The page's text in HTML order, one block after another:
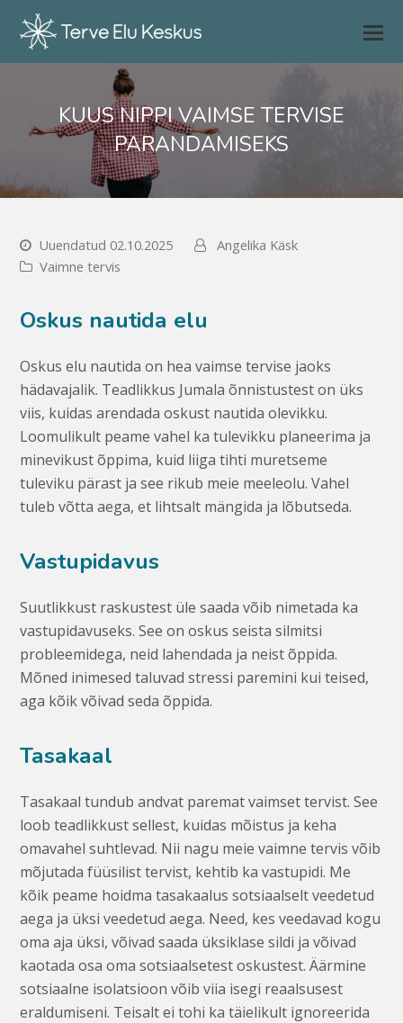
KUUS NIPPI VAIMSE TERVISE
PARANDAMISEKS
Uuendatud 02.10.2025
Angelika Käsk
Vaimne tervis
Oskus nautida elu
Oskus elu nautida on hea vaimse tervise jaoks
hädavajalik. Teadlikkus Jumala õnnistustest on üks
viis, kuidas arendada oskust nautida olevikku.
Loomulikult peame vahel ka tulevikku planeerima ja
minevikust õppima, kuid liiga tihti muretseme
tuleviku pärast ja see rikub meie meeleolu. Vahel
tuleb võtta aega, et lihtsalt mängida ja lõbutseda.
Vastupidavus
Suutlikkust raskustest üle saada võib nimetada ka
vastupidavuseks. See on oskus seista silmitsi
probleemidega, neid lahendada ja neist õppida.
Mõned inimesed taluvad stressi paremini kui teised,
aga kõik võivad seda õppida.
Tasakaal
Tasakaal tundub andvat paremat vaimset tervist. See
loob teadlikkust sellest, kuidas mõistus ja keha
omavahel suhtlevad. Nii nagu meie vaimne tervis võib
mõjutada füüsilist tervist, kehtib ka vastupidi. Me
kõik peame hoidma tasakaalus sotsiaalselt veedetud
aega ja üksi veedetud aega. Need, kes veedavad kogu
oma aja üksi, võivad saada üksiklase sildi ja võivad
kaotada osa oma sotsiaalsetest oskustest. Äärmine
sotsiaalne isolatsioon võib viia isegi reaalsusest
eraldumiseni. Teisalt ei tohi ka täielikult ignoreerida